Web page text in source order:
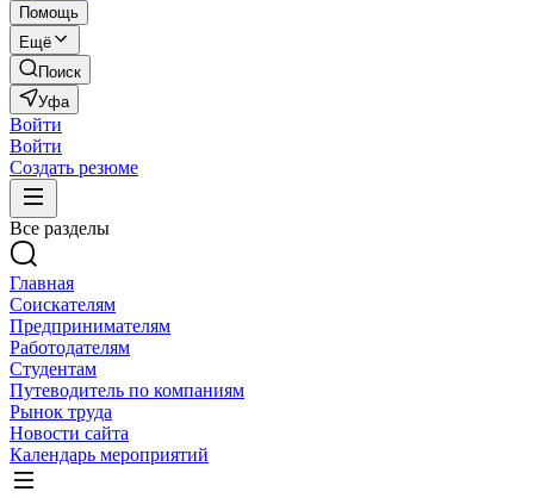
Помощь
Ещё
Поиск
Уфа
Войти
Войти
Создать резюме
Все разделы
Главная
Соискателям
Предпринимателям
Работодателям
Студентам
Путеводитель по компаниям
Рынок труда
Новости сайта
Календарь мероприятий